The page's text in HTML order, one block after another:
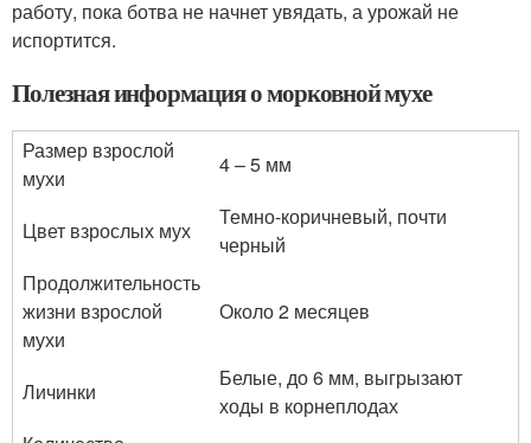
работу, пока ботва не начнет увядать, а урожай не
испортится.
Полезная информация о морковной мухе
Размер взрослой
мухи
4 – 5 мм
Цвет взрослых мух
Темно-коричневый, почти
черный
Продолжительность
жизни взрослой
мухи
Около 2 месяцев
Личинки
Белые, до 6 мм, выгрызают
ходы в корнеплодах